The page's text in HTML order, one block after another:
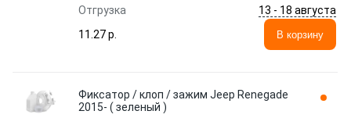
Отгрузка
13 - 18 августа
11.27 p.
В корзину
Фиксатор / клоп / зажим Jeep Renegade
2015- ( зеленый )